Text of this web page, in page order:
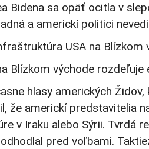
Bidena sa opäť ocitla v
a americkí politici
USA na
Blízkom východe
hlasy amerických
že americkí predstavitelia
v Iraku alebo Sýrii. Tvrdá
pred voľbami.